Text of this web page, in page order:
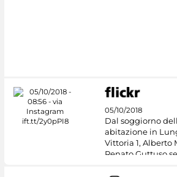
05/10/2018
Dal soggiorno
abitazione in
Vittoria 1, Alberto
Renato Guttuso